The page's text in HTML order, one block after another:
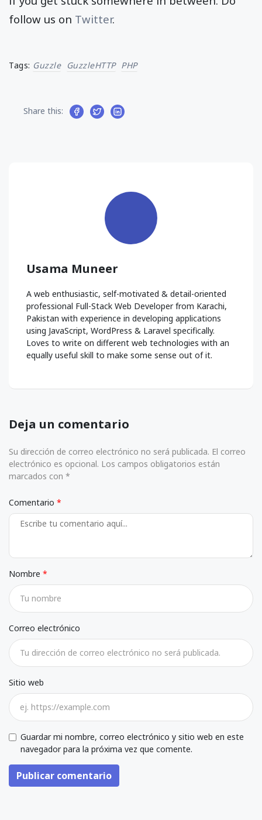
follow us on Twitter.
Tags: Guzzle GuzzleHTTP PHP
Share this:
Usama Muneer
A web enthusiastic, self-motivated & detail-oriented
professional Full-Stack Web Developer from Karachi,
Pakistan with experience in developing applications
using JavaScript, WordPress & Laravel specifically.
Loves to write on different web technologies with an
equally useful skill to make some sense out of it.
Deja un comentario
Su dirección de correo electrónico no será publicada. El correo
electrónico es opcional. Los campos obligatorios están
marcados con *
Comentario
Nombre
Correo electrónico
Sitio web
Guardar mi nombre, correo electrónico y sitio web en este
navegador para la próxima vez que comente.
Publicar comentario